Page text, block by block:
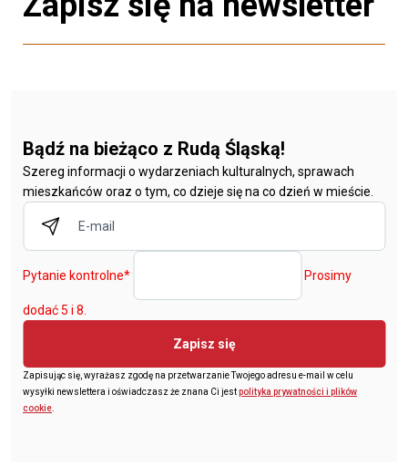
Bądź na bieżąco z Rudą Śląską!
Szereg informacji o wydarzeniach kulturalnych, sprawach
mieszkańców oraz o tym, co dzieje się na co dzień w mieście.
Pytanie kontrolne* Prosimy
dodać 5 i 8.
Zapisz się
Zapisując się, wyrażasz zgodę na przetwarzanie Twojego adresu e-mail w celu
wysyłki newslettera i oświadczasz że znana Ci jestpolityka prywatności i plików
cookie.